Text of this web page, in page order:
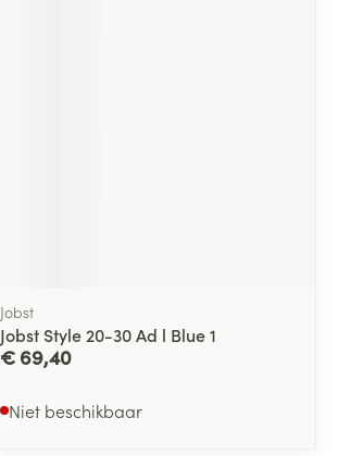
Jobst
Jobst Style 20-30 Ad l Blue 1
€ 69,40
Niet beschikbaar